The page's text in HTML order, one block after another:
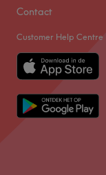
Contact
Customer Help Centre